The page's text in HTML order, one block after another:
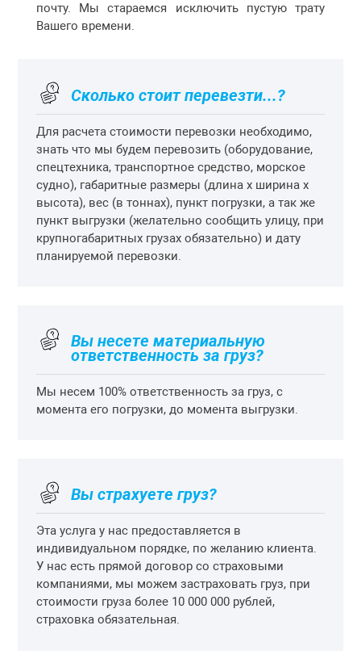
почту. Мы стараемся исключить пустую трату
Вашего времени.
Сколько стоит перевезти...?
Для расчета стоимости перевозки необходимо,
знать что мы будем перевозить (оборудование,
спецтехника, транспортное средство, морское
судно), габаритные размеры (длина х ширина х
высота), вес (в тоннах), пункт погрузки, а так же
пункт выгрузки (желательно сообщить улицу, при
крупногабаритных грузах обязательно) и дату
планируемой перевозки.
Вы несете материальную
ответственность за груз?
Мы несем 100% ответственность за груз, с
момента его погрузки, до момента выгрузки.
Вы страхуете груз?
Эта услуга у нас предоставляется в
индивидуальном порядке, по желанию клиента.
У нас есть прямой договор со страховыми
компаниями, мы можем застраховать груз, при
стоимости груза более 10 000 000 рублей,
страховка обязательная.